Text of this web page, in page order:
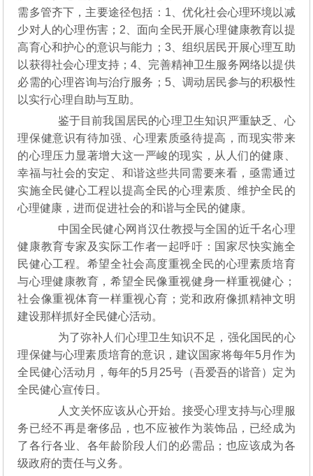
需多管齐下，主要途径包括：1、优化社会心理环境以减
少对人的心理伤害；2、面向全民开展心理健康教育以提
高育心和护心的意识与能力；3、组织居民开展心理互助
以获得社会心理支持；4、完善精神卫生服务网络以提供
必需的心理咨询与治疗服务；5、调动居民参与的积极性
以实行心理自助与互助。
鉴于目前我国居民的心理卫生知识严重缺乏、心
理保健意识有待加强、心理素质亟待提高，而现实带来
的心理压力显著增大这一严峻的现实，从人们的健康、
幸福与社会的安定、和谐这些共同需要来看，亟需通过
实施全民健心工程以提高全民的心理素质、维护全民的
心理健康，进而促进社会的和谐与全民的健康。
中国全民健心网肖汉仕教授与全国的近千名心理
健康教育专家及实际工作者一起呼吁：国家尽快实施全
民健心工程。希望全社会高度重视全民的心理素质培育
与心理健康教育，希望全民像重视健身一样重视健心；
社会像重视体育一样重视心育；党和政府像抓精神文明
建设那样抓好全民健心活动。
为了弥补人们心理卫生知识不足，强化国民的心
理保健与心理素质培育的意识，建议国家将每年5月作为
全民健心活动月，每年的5月25号（吾爱吾的谐音）定为
全民健心宣传日。
人文关怀应该从心开始。接受心理支持与心理服
务已经不再是奢侈品，也不应被作为装饰品，已经成为
了各行各业、各年龄阶段人们的必需品；也应该成为各
级政府的责任与义务。